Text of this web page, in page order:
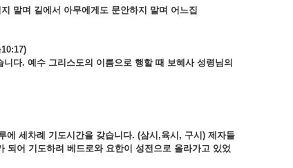
말며 길에서 아무에게도 문안하지 말며 어느집
다. 예수 그리스도의 이름으로 행할 때 보혜사 성령님의
세차례 기도시간을 갖습니다. (삼시,육시, 구시) 제자들
어 기도하려 베드로와 요한이 성전으로 올라가고 있었